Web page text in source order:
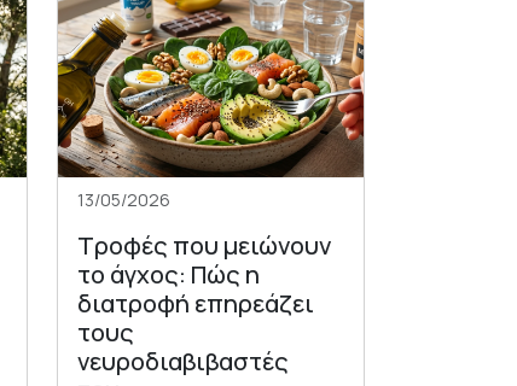
13/05/2026
Τροφές που μειώνουν
το άγχος: Πώς η
διατροφή επηρεάζει
τους
νευροδιαβιβαστές